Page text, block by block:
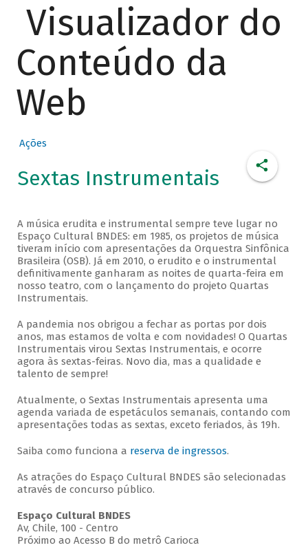
Visualizador do
Conteúdo da
Web
Ações
Sextas Instrumentais
A música erudita e instrumental sempre teve lugar no
Espaço Cultural BNDES: em 1985, os projetos de música
tiveram início com apresentações da Orquestra Sinfônica
Brasileira (OSB). Já em 2010, o erudito e o instrumental
definitivamente ganharam as noites de quarta-feira em
nosso teatro, com o lançamento do projeto Quartas
Instrumentais.
A pandemia nos obrigou a fechar as portas por dois
anos, mas estamos de volta e com novidades! O Quartas
Instrumentais virou Sextas Instrumentais, e ocorre
agora às sextas-feiras. Novo dia, mas a qualidade e
talento de sempre!
Atualmente, o Sextas Instrumentais apresenta uma
agenda variada de espetáculos semanais, contando com
apresentações todas as sextas, exceto feriados, às 19h.
Saiba como funciona a reserva de ingressos.
As atrações do Espaço Cultural BNDES são selecionadas
através de concurso público.
Espaço Cultural BNDES
Av, Chile, 100 - Centro
Próximo ao Acesso B do metrô Carioca